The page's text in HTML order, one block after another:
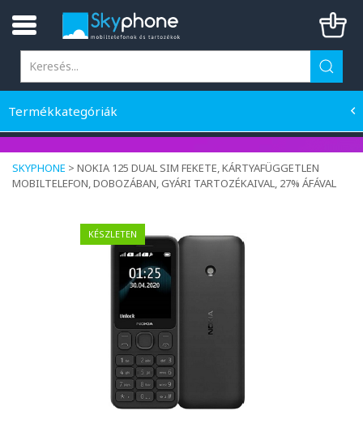
Termékkategóriák
SKYPHONE > NOKIA 125 DUAL SIM FEKETE, KÁRTYAFÜGGETLEN
MOBILTELEFON, DOBOZÁBAN, GYÁRI TARTOZÉKAIVAL, 27% ÁFÁVAL
KÉSZLETEN